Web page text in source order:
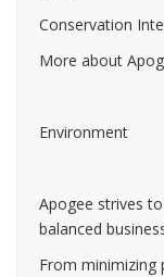
Conservation
More about
Environment
Apogee strives
balanced
From minimizing